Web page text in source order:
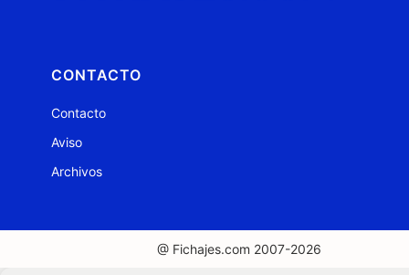
CONTACTO
Contacto
Aviso
Archivos
@ Fichajes.com 2007-2026